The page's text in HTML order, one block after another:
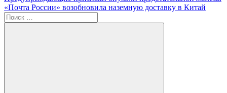
по
записям
запись:
Следующая
запись:
«Почта России» возобновила наземную доставку в Китай
Поиск
для: